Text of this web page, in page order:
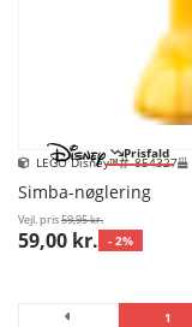
Prisfald
LEGO Disney™ 854327
Simba-nøglering
Vejl. pris59,95 kr.
59,00 kr. - 2%
1